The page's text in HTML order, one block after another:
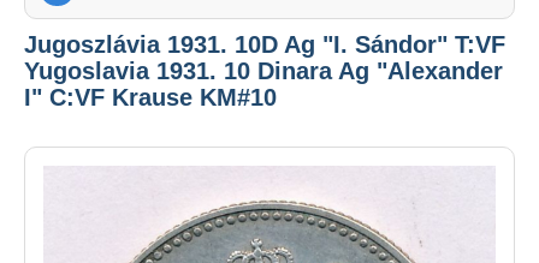
Jugoszlávia 1931. 10D Ag "I. Sándor" T:VF
Yugoslavia 1931. 10 Dinara Ag "Alexander
I" C:VF Krause KM#10